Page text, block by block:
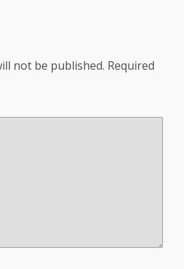
not be published. Required